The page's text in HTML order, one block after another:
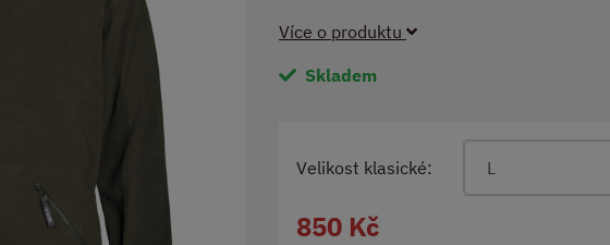
Více o produktu
Skladem
Velikost klasické: L
850 Kč